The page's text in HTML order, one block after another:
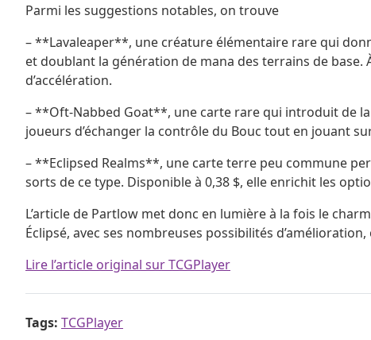
Parmi les suggestions notables, on trouve
– **Lavaleaper**, une créature élémentaire rare qui
et doublant la génération de mana des terrains de
d’accélération.
– **Oft-Nabbed Goat**, une carte rare qui introduit de la
joueurs d’échanger la contrôle du Bouc tout en jouant
– **Eclipsed Realms**, une carte terre peu commune
sorts de ce type. Disponible à 0,38 $, elle enrichit les
L’article de Partlow met donc en lumière à la fois le
Éclipsé, avec ses nombreuses possibilités
Lire l’article original sur TCGPlayer
Tags: TCGPlayer